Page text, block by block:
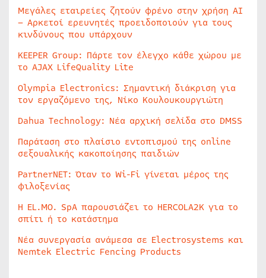
Μεγάλες εταιρείες ζητούν φρένο στην χρήση AI
– Αρκετοί ερευνητές προειδοποιούν για τους
κινδύνους που υπάρχουν
KEEPER Group: Πάρτε τον έλεγχο κάθε χώρου με
το AJAX LifeQuality Lite
Olympia Electronics: Σημαντική διάκριση για
τον εργαζόμενο της, Νίκο Κουλουκουργιώτη
Dahua Technology: Νέα αρχική σελίδα στο DMSS
Παράταση στο πλαίσιο εντοπισμού της online
σεξουαλικής κακοποίησης παιδιών
PartnerNET: Όταν το Wi-Fi γίνεται μέρος της
φιλοξενίας
Η EL.MO. SpA παρουσιάζει το HERCOLA2K για το
σπίτι ή το κατάστημα
Νέα συνεργασία ανάμεσα σε Electrosystems και
Nemtek Electric Fencing Products